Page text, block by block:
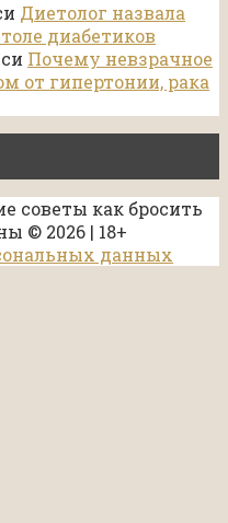
Диетолог назвала
диабетиков
Почему невзрачное
от гипертонии, рака
советы как бросить
© 2026 | 18+
данных